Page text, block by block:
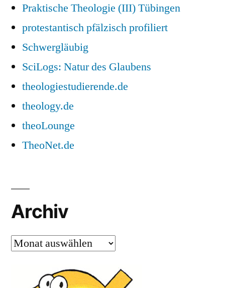
Praktische Theologie (III) Tübingen
protestantisch pfälzisch profiliert
Schwergläubig
SciLogs: Natur des Glaubens
theologiestudierende.de
theology.de
theoLounge
TheoNet.de
Archiv
Archiv